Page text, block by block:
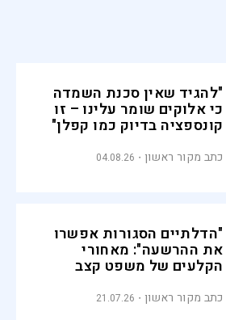
"להגיד שאין סכנת השמדה
כי אלוקים שומר עלינו – זו
קונספציה בדיוק כמו קפלן"
כתב מקור ראשון 04.08.26
"הדלתיים הסגורות אפשרו
את ההרשעה": מאחורי
הקלעים של משפט קצב
כתב מקור ראשון 21.07.26